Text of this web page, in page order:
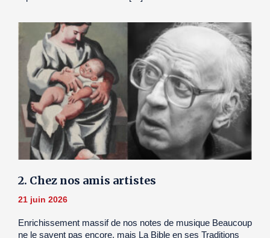
2. Chez nos amis artistes
21 juin 2026
Enrichissement massif de nos notes de musique Beaucoup
ne le savent pas encore, mais La Bible en ses Traditions